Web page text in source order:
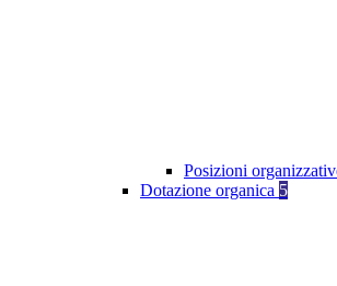
Posizioni
Dotazione organica 5